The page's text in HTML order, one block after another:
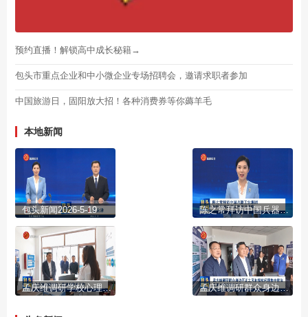
预约直播！解锁高中成长秘籍→
包头市重点企业和中小微企业专场招聘会，邀请求职者参加
中国旅游日，固阳放大招！各种消费券等你薅羊毛
本地新闻
包头新闻2026-5-19 陈之常拜访中国兵器工业集团 到怀柔国家实验室学习考察
孟庆维调研学校心理健康教育工作 孟庆维调研群众身边不正之风和腐败问题集中整治及重大项目建设工作